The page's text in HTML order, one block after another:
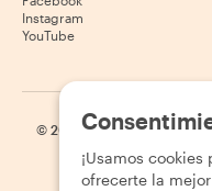
Instagram
YouTube
© 2026 Withlocals.com |
¡Usamos
ofrecerte la